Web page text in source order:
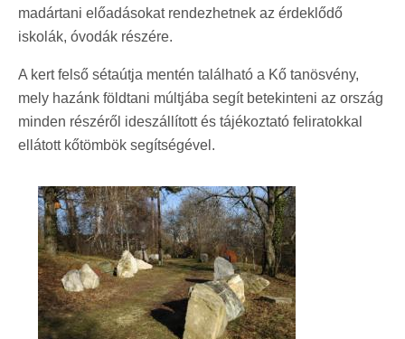
madártani előadásokat rendezhetnek az érdeklődő
iskolák, óvodák részére.
A kert felső sétaútja mentén található a Kő tanösvény,
mely hazánk földtani múltjába segít betekinteni az ország
minden részéről ideszállított és tájékoztató feliratokkal
ellátott kőtömbök segítségével.